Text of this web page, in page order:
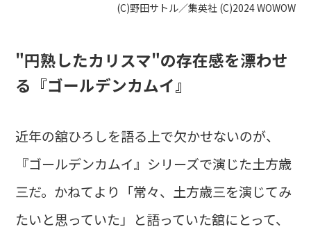
(C)野田サトル／集英社 (C)2024 WOWOW
"円熟したカリスマ"の存在感を漂わせ
る『ゴールデンカムイ』
近年の舘ひろしを語る上で欠かせないのが、
『ゴールデンカムイ』シリーズで演じた土方歳
三だ。かねてより「常々、土方歳三を演じてみ
たいと思っていた」と語っていた舘にとって、